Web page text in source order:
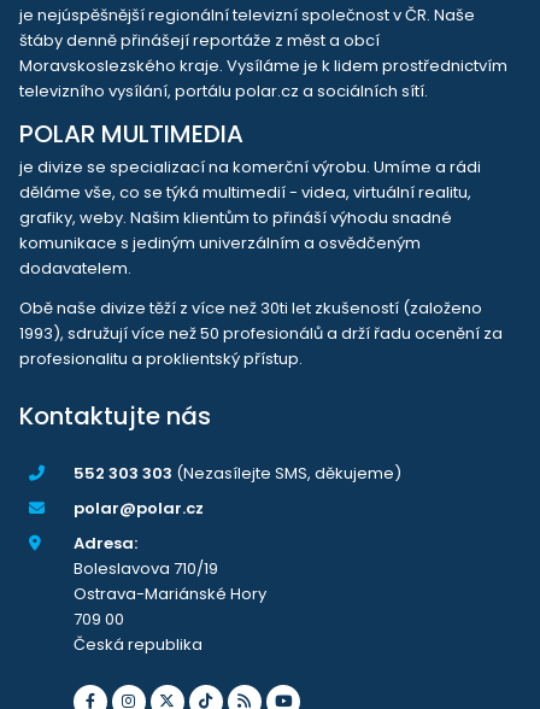
je nejúspěšnější regionální televizní společnost v ČR. Naše
štáby denně přinášejí reportáže z měst a obcí
Moravskoslezského kraje. Vysíláme je k lidem prostřednictvím
televizního vysílání, portálu polar.cz a sociálních sítí.
POLAR MULTIMEDIA
je divize se specializací na komerční výrobu. Umíme a rádi
děláme vše, co se týká multimedií - videa, virtuální realitu,
grafiky, weby. Našim klientům to přináší výhodu snadné
komunikace s jediným univerzálním a osvědčeným
dodavatelem.
Obě naše divize těží z více než 30ti let zkušeností (založeno
1993), sdružují více než 50 profesionálů a drží řadu ocenění za
profesionalitu a proklientský přístup.
Kontaktujte nás
552 303 303 (Nezasílejte SMS, děkujeme)
polar@polar.cz
Adresa:
Boleslavova 710/19
Ostrava-Mariánské Hory
709 00
Česká republika